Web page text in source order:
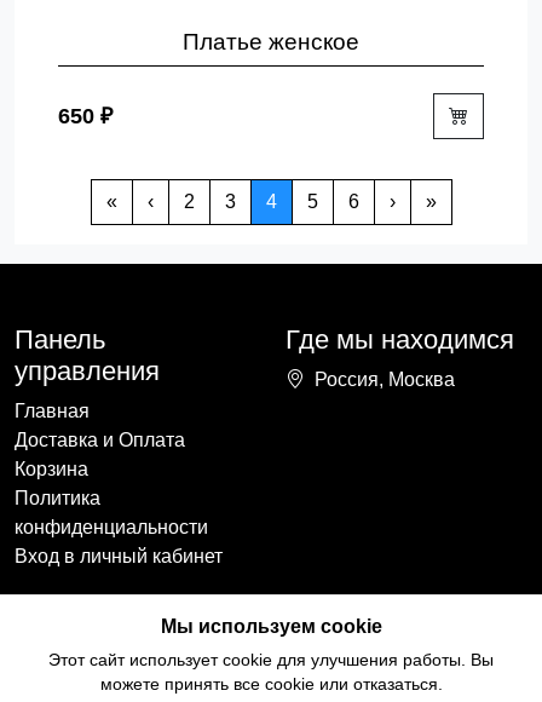
Платье женское
650 ₽
« ‹ 2 3 4 5 6 › »
Панель
управления
Главная
Доставка и Оплата
Корзина
Политика
конфиденциальности
Вход в личный кабинет
Где мы находимся
Россия, Москва
Наши контакты
ccozy@yandex.ru
Мы в социальных
сетях
Мы используем cookie
Этот сайт использует cookie для улучшения работы. Вы
можете принять все cookie или отказаться.